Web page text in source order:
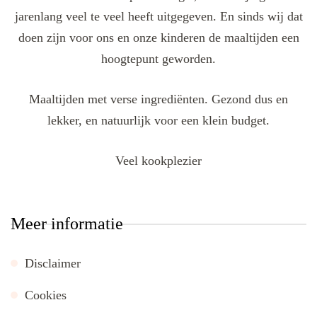
jarenlang veel te veel heeft uitgegeven. En sinds wij dat
doen zijn voor ons en onze kinderen de maaltijden een
hoogtepunt geworden.
Maaltijden met verse ingrediënten. Gezond dus en
lekker, en natuurlijk voor een klein budget.
Veel kookplezier
Meer informatie
Disclaimer
Cookies